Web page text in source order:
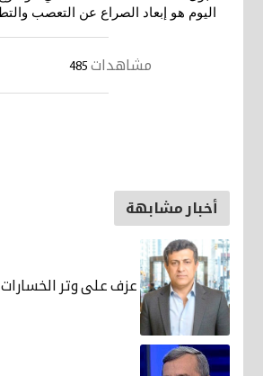
اليوم هو إبعاد الصراع عن التعصب
مشاهدات 485
أخبار مشابهة
عزف على وتر الخسارات